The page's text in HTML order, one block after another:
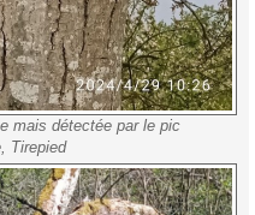
mais détectée par le pic
Tirepied